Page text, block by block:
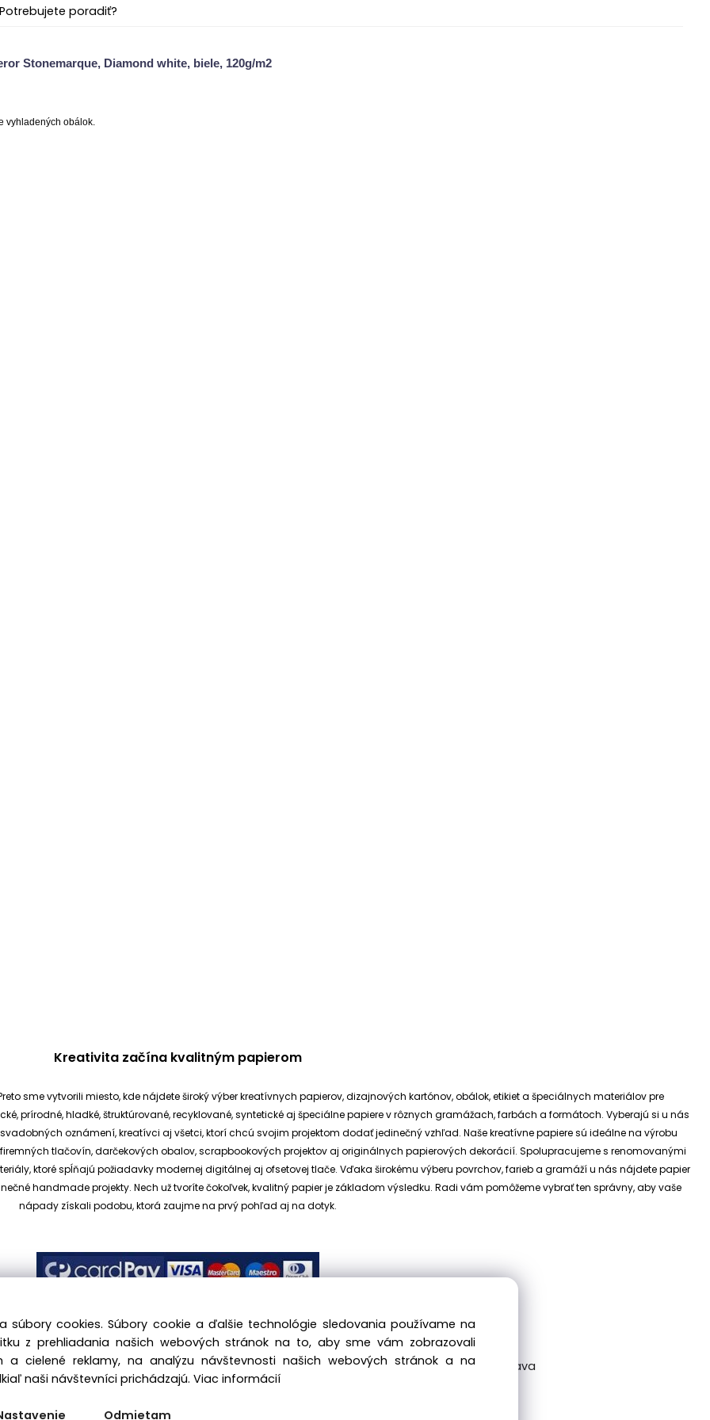
poradiť?
Stonemarque, Diamond white, biele, 120g/m2
vyhladených obálok.
Kreativita začína kvalitným papierom
sme vytvorili miesto, kde nájdete široký výber kreatívnych papierov, dizajnových kartónov, obálok, etikiet a špeciálnych materiálov pre
prírodné, hladké, štruktúrované, recyklované, syntetické aj špeciálne papiere v rôznych gramážach, farbách a formátoch. Vyberajú si u nás
oznámení, kreatívci aj všetci, ktorí chcú svojim projektom dodať jedinečný vzhľad. Naše kreatívne papiere sú ideálne na výrobu
tlačovín, darčekových obalov, scrapbookových projektov aj originálnych papierových dekorácií. Spolupracujeme s renomovanými
ktoré spĺňajú požiadavky modernej digitálnej aj ofsetovej tlače. Vďaka širokému výberu povrchov, farieb a gramáží u nás nájdete papier
handmade projekty. Nech už tvoríte čokoľvek, kvalitný papier je základom výsledku. Radi vám pomôžeme vybrať ten správny, aby vaše
nápady získali podobu, ktorá zaujme na prvý pohľad aj na dotyk.
All rights reserved | hajekova@kreativnypapier.sk | Beckovská 38/A, 831 04 Bratislava
súbory cookies. Súbory cookie a ďalšie technológie sledovania používame na
z prehliadania našich webových stránok na to, aby sme vám zobrazovali
a cielené reklamy, na analýzu návštevnosti našich webových stránok a na
naši návštevníci prichádzajú. Viac informácií
Odmietam